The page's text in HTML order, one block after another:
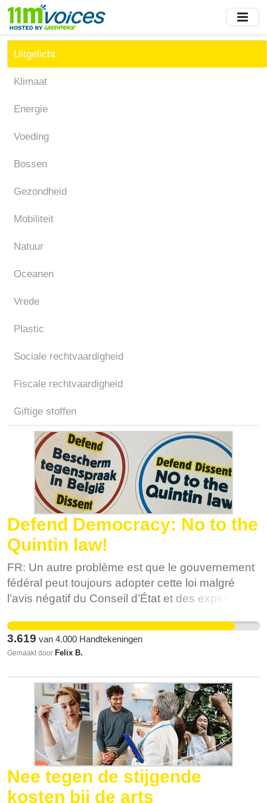
Skip
main
content
Uitgelicht
Klimaat
Energie
Voeding
Bossen
Gezondheid
Mobiliteit
Natuur
Oceanen
Vrede
Plastic
Sociale rechtvaardigheid
Fiscale rechtvaardigheid
Giftige stoffen
Defend Democracy: No to the
Quintin law!
FR: Un autre problème est que le gouvernement
fédéral peut toujours adopter cette loi malgré
l’avis négatif du Conseil d’État et des experts
inacceptable, au détriment de la démocratie
belge. C’est pourquoi nous écrivons cette pétition
criminalisant « l’atteinte méchante à l’autorité de
l’État ». Cette année, certaines organisations
flamandes défendant les droits humains ont
perdu la possibilité d’utiliser leurs subsides pour
poursuivre le gouvernement flamand en justice
pour d’éventuelles fautes. La loi Quintin
représenterait une étape supplémentaire dans la
confiscation du pouvoir des citoyen·nes à se
3.619 van 4.000 Handtekeningen
Gemaakt door Felix B.
Nee tegen de stijgende
kosten bij de arts